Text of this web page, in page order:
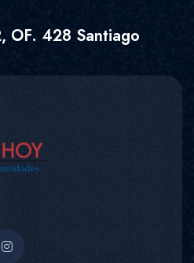
OF. 428 Santiago